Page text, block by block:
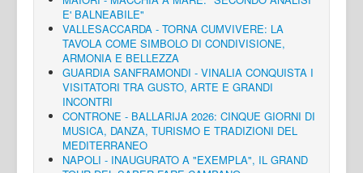
E' BALNEABILE"
VALLESACCARDA - TORNA CUMVIVERE: LA
TAVOLA COME SIMBOLO DI CONDIVISIONE,
ARMONIA E BELLEZZA
GUARDIA SANFRAMONDI - VINALIA CONQUISTA I
VISITATORI TRA GUSTO, ARTE E GRANDI
INCONTRI
CONTRONE - BALLARIJA 2026: CINQUE GIORNI DI
MUSICA, DANZA, TURISMO E TRADIZIONI DEL
MEDITERRANEO
NAPOLI - INAUGURATO A "EXEMPLA", IL GRAND